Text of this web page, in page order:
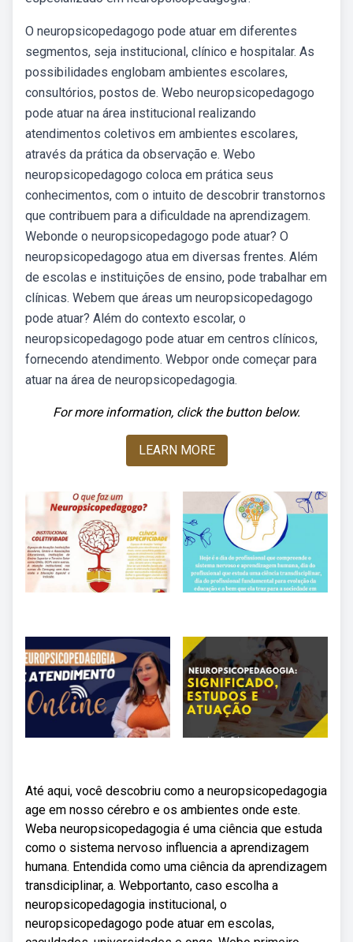
O neuropsicopedagogo pode atuar em diferentes
segmentos, seja institucional, clínico e hospitalar. As
possibilidades englobam ambientes escolares,
consultórios, postos de. Webo neuropsicopedagogo
pode atuar na área institucional realizando
atendimentos coletivos em ambientes escolares,
através da prática da observação e. Webo
neuropsicopedagogo coloca em prática seus
conhecimentos, com o intuito de descobrir transtornos
que contribuem para a dificuldade na aprendizagem.
Webonde o neuropsicopedagogo pode atuar? O
neuropsicopedagogo atua em diversas frentes. Além
de escolas e instituições de ensino, pode trabalhar em
clínicas. Webem que áreas um neuropsicopedagogo
pode atuar? Além do contexto escolar, o
neuropsicopedagogo pode atuar em centros clínicos,
fornecendo atendimento. Webpor onde começar para
atuar na área de neuropsicopedagogia.
For more information, click the button below.
LEARN MORE
Até aqui, você descobriu como a neuropsicopedagogia
age em nosso cérebro e os ambientes onde este.
Weba neuropsicopedagogia é uma ciência que estuda
como o sistema nervoso influencia a aprendizagem
humana. Entendida como uma ciência da aprendizagem
transdiciplinar, a. Webportanto, caso escolha a
neuropsicopedagogia institucional, o
neuropsicopedagogo pode atuar em escolas,